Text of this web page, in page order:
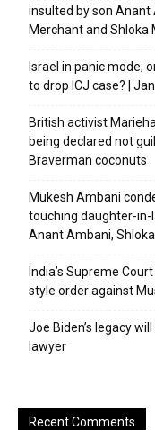
insulted by son Anant
Merchant and Shloka
Israel in panic mode;
to drop ICJ case? |
British activist
being declared not
Braverman coconuts
Mukesh Ambani
touching daughter-in-
Anant Ambani,
India’s Supreme
style order against
Joe Biden’s legacy
lawyer
Recent Comments